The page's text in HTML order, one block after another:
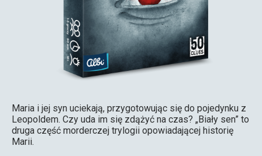
Maria i jej syn uciekają, przygotowując się do pojedynku z
Leopoldem. Czy uda im się zdążyć na czas? „Biały sen” to
druga część morderczej trylogii opowiadającej historię
Marii.